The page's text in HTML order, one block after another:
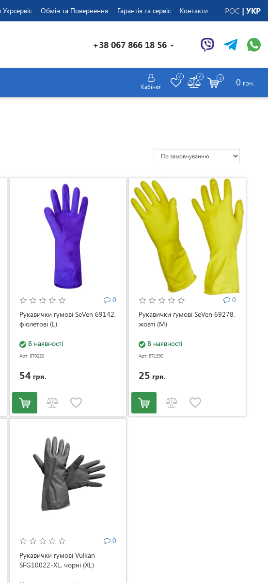
Обмін та Повернення Гарантія та сервіс Контакти РОС УКР
+38 067 866 18 56
Кабінет
0 0 0 0 грн.
0
Рукавички гумові SeVen 69142,
фіолетові (L)
В наявності
Арт: 870220
54 грн.
0
Рукавички гумові SeVen 69278,
жовті (M)
В наявності
Арт: 871390
25 грн.
0
Рукавички гумові Vulkan
SFG10022-XL, чорні (XL)